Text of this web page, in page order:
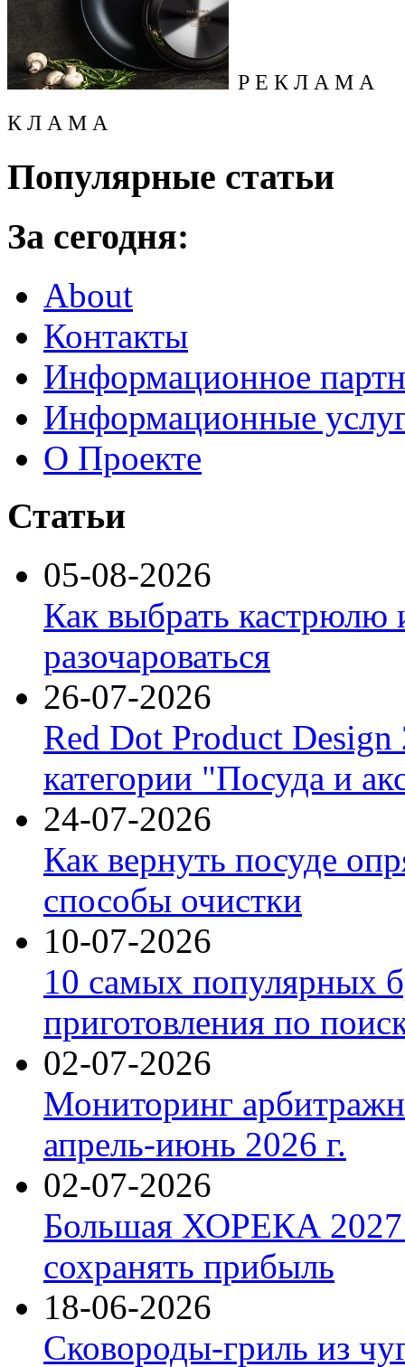
Р Е К Л А М А
К Л А М А
Популярные статьи
За сегодня:
About
Контакты
Информационное
Информационные
О Проекте
Статьи
05-08-2026
Как выбрать кастрюлю
разочароваться
26-07-2026
Red Dot Product Design
категории "Посуда и
24-07-2026
Как вернуть посуде
способы очистки
10-07-2026
10 самых популярных
приготовления по
02-07-2026
Мониторинг
апрель-июнь 2026 г.
02-07-2026
Большая ХОРЕКА 2027:
сохранять прибыль
18-06-2026
Сковороды-гриль из